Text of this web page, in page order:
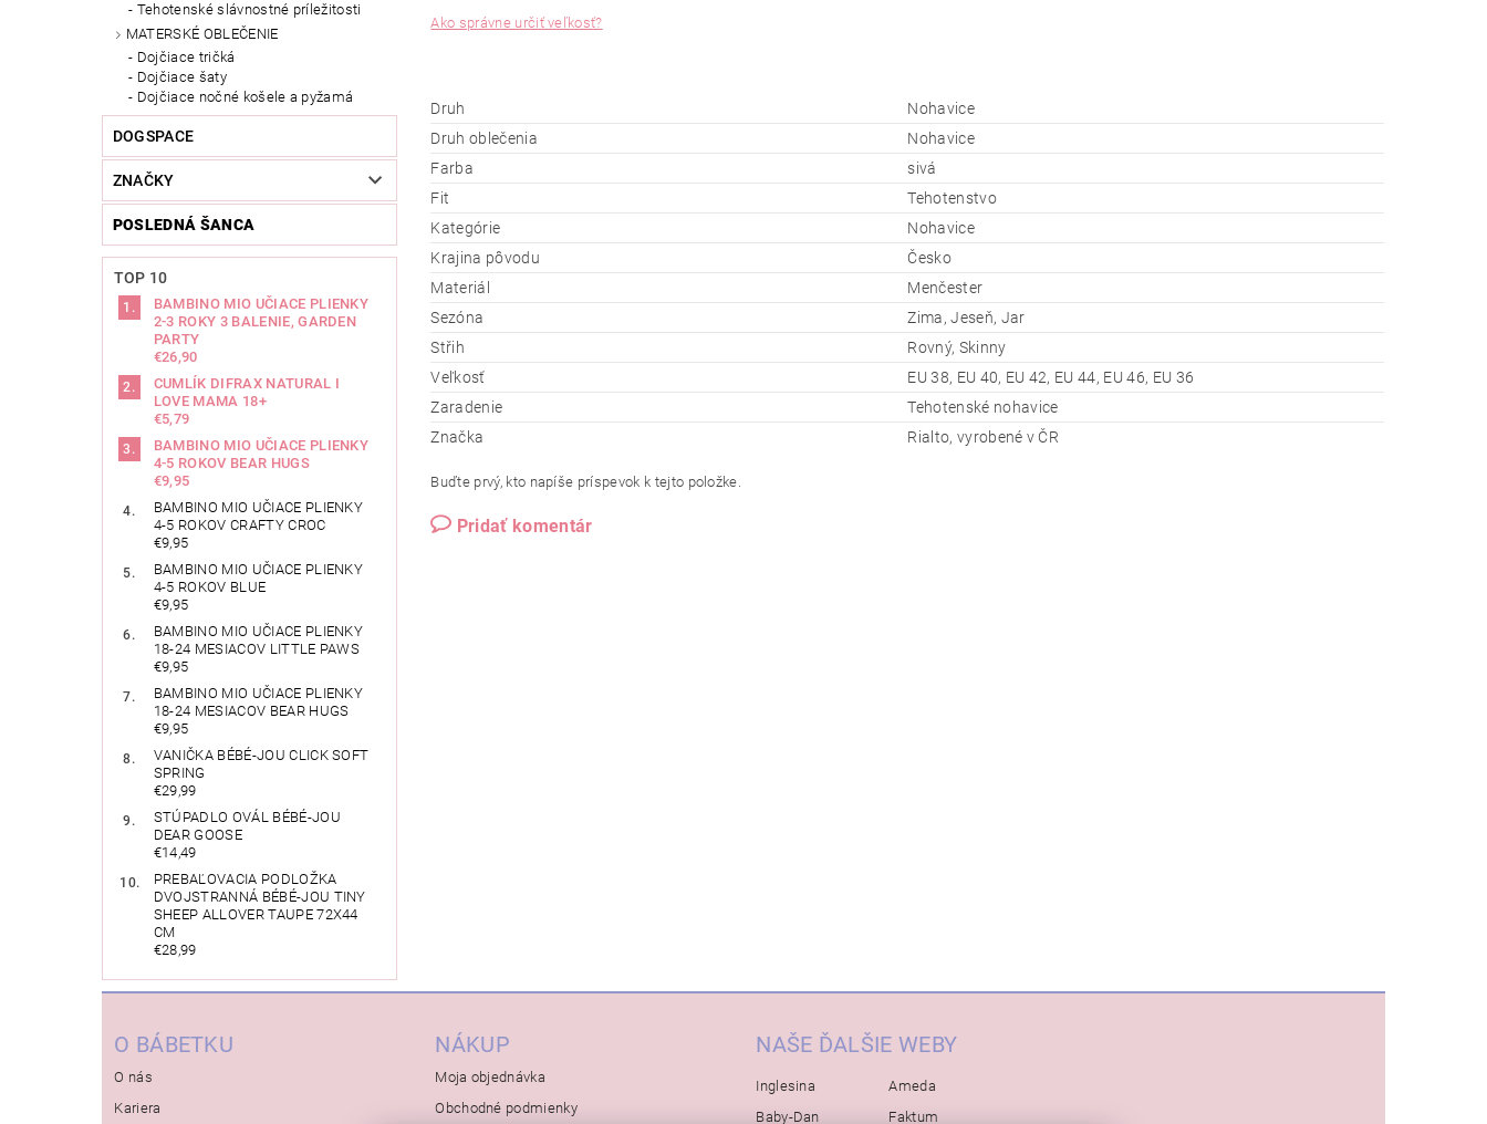
Tehotenské slávnostné príležitosti
MATERSKÉ OBLEČENIE
Dojčiace tričká
Dojčiace šaty
Dojčiace nočné košele a pyžamá
DOGSPACE
ZNAČKY
POSLEDNÁ ŠANCA
TOP 10
BAMBINO MIO UČIACE PLIENKY
2-3 ROKY 3 BALENIE, GARDEN
PARTY
€26,90
CUMLÍK DIFRAX NATURAL I
LOVE MAMA 18+
€5,79
BAMBINO MIO UČIACE PLIENKY
4-5 ROKOV BEAR HUGS
€9,95
BAMBINO MIO UČIACE PLIENKY
4-5 ROKOV CRAFTY CROC
€9,95
BAMBINO MIO UČIACE PLIENKY
4-5 ROKOV BLUE
€9,95
BAMBINO MIO UČIACE PLIENKY
18-24 MESIACOV LITTLE PAWS
€9,95
BAMBINO MIO UČIACE PLIENKY
18-24 MESIACOV BEAR HUGS
€9,95
VANIČKA BÉBÉ-JOU CLICK SOFT
SPRING
€29,99
STÚPADLO OVÁL BÉBÉ-JOU
DEAR GOOSE
€14,49
PREBAĽOVACIA PODLOŽKA
DVOJSTRANNÁ BÉBÉ-JOU TINY
SHEEP ALLOVER TAUPE 72X44
CM
€28,99
Ako správne určiť veľkosť?
Druh
Nohavice
Druh oblečenia
Nohavice
Farba
sivá
Fit
Tehotenstvo
Kategórie
Nohavice
Krajina pôvodu
Česko
Materiál
Menčester
Sezóna
Zima, Jeseň, Jar
Střih
Rovný, Skinny
Veľkosť
EU 38, EU 40, EU 42, EU 44, EU 46, EU 36
Zaradenie
Tehotenské nohavice
Značka
Rialto, vyrobené v ČR
Buďte prvý, kto napíše príspevok k tejto položke.
Pridať komentár
O BÁBETKU
O nás
Kariera
NÁKUP
Moja objednávka
Obchodné podmienky
NAŠE ĎALŠIE WEBY
Inglesina
Baby-Dan
Ameda
Faktum